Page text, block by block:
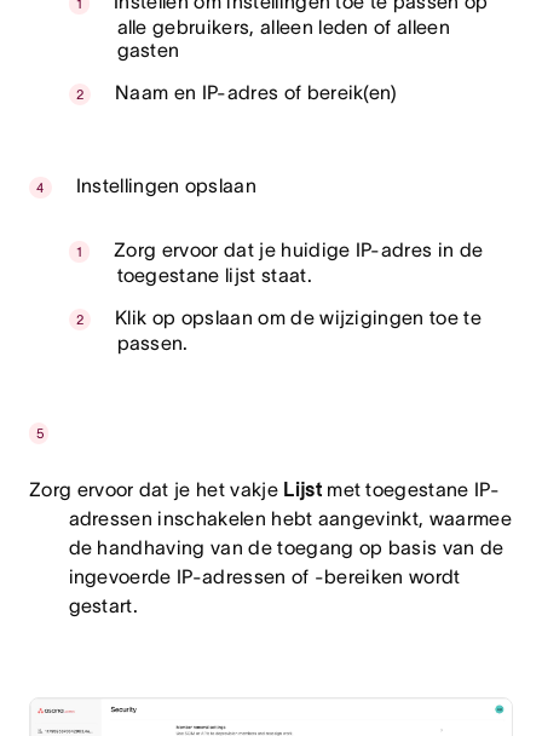
alle gebruikers, alleen leden of alleen
gasten
Naam en IP-adres of bereik(en)
Instellingen opslaan
Zorg ervoor dat je huidige IP-adres in de
toegestane lijst staat.
Klik op opslaan om de wijzigingen toe te
passen.
Zorg ervoor dat je het vakje Lijstmet toegestane IP-
adressen inschakelen hebt aangevinkt, waarmee
de handhaving van de toegang op basis van de
ingevoerde IP-adressen of -bereiken wordt
gestart.